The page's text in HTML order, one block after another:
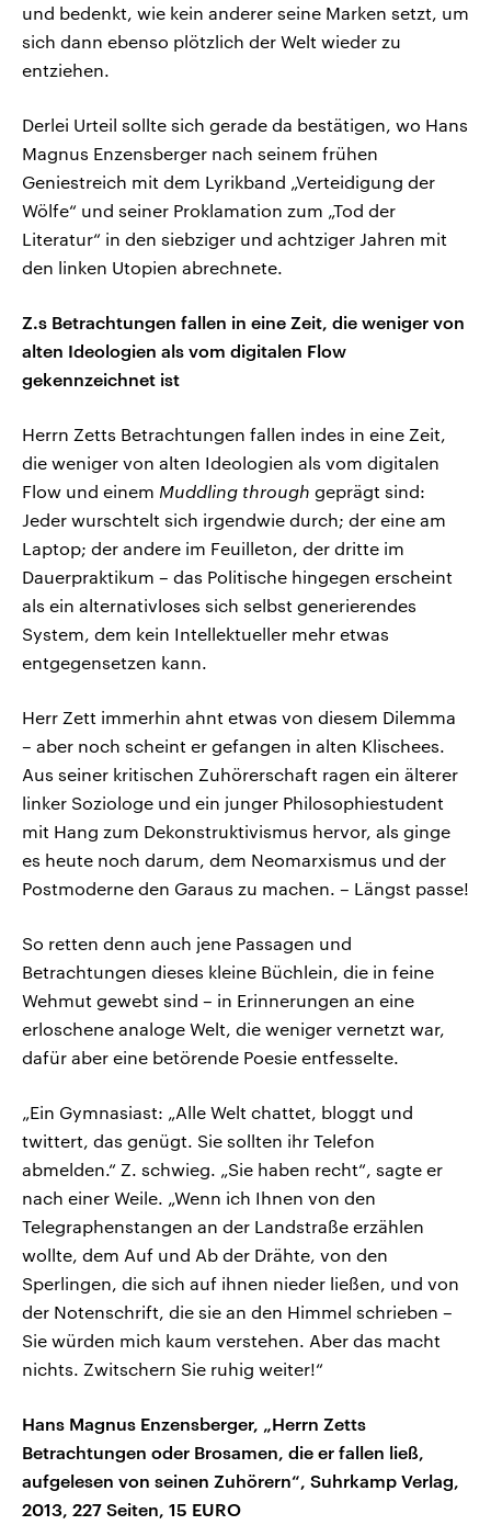
und bedenkt, wie kein anderer seine Marken setzt, um
sich dann ebenso plötzlich der Welt wieder zu
entziehen.
Derlei Urteil sollte sich gerade da bestätigen, wo Hans
Magnus Enzensberger nach seinem frühen
Geniestreich mit dem Lyrikband „Verteidigung der
Wölfe“ und seiner Proklamation zum „Tod der
Literatur“ in den siebziger und achtziger Jahren mit
den linken Utopien abrechnete.
Z.s Betrachtungen fallen in eine Zeit, die weniger von
alten Ideologien als vom digitalen Flow
gekennzeichnet ist
Herrn Zetts Betrachtungen fallen indes in eine Zeit,
die weniger von alten Ideologien als vom digitalen
Flow und einem Muddling through geprägt sind:
Jeder wurschtelt sich irgendwie durch; der eine am
Laptop; der andere im Feuilleton, der dritte im
Dauerpraktikum – das Politische hingegen erscheint
als ein alternativloses sich selbst generierendes
System, dem kein Intellektueller mehr etwas
entgegensetzen kann.
Herr Zett immerhin ahnt etwas von diesem Dilemma
– aber noch scheint er gefangen in alten Klischees.
Aus seiner kritischen Zuhörerschaft ragen ein älterer
linker Soziologe und ein junger Philosophiestudent
mit Hang zum Dekonstruktivismus hervor, als ginge
es heute noch darum, dem Neomarxismus und der
Postmoderne den Garaus zu machen. – Längst passe!
So retten denn auch jene Passagen und
Betrachtungen dieses kleine Büchlein, die in feine
Wehmut gewebt sind – in Erinnerungen an eine
erloschene analoge Welt, die weniger vernetzt war,
dafür aber eine betörende Poesie entfesselte.
„Ein Gymnasiast: „Alle Welt chattet, bloggt und
twittert, das genügt. Sie sollten ihr Telefon
abmelden.“ Z. schwieg. „Sie haben recht“, sagte er
nach einer Weile. „Wenn ich Ihnen von den
Telegraphenstangen an der Landstraße erzählen
wollte, dem Auf und Ab der Drähte, von den
Sperlingen, die sich auf ihnen nieder ließen, und von
der Notenschrift, die sie an den Himmel schrieben –
Sie würden mich kaum verstehen. Aber das macht
nichts. Zwitschern Sie ruhig weiter!“
Hans Magnus Enzensberger, „Herrn Zetts
Betrachtungen oder Brosamen, die er fallen ließ,
aufgelesen von seinen Zuhörern“, Suhrkamp Verlag,
2013, 227 Seiten, 15 EURO